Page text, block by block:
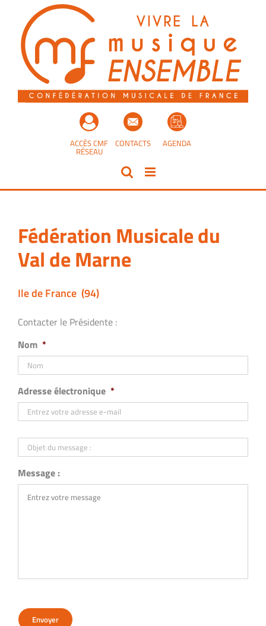
contenu
AGENDA
CONTACTS
ACCÈS CMF
RÉSEAU
Fédération Musicale du
Val de Marne
Ile de France (94)
Contacter le Présidente :
Nom *
Adresse électronique *
Objet
du
message
:Message :
Envoyer